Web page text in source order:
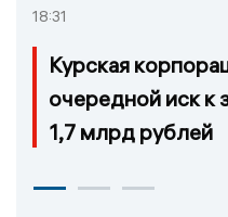
18:31
Курская
очередной иск к
1,7 млрд рублей